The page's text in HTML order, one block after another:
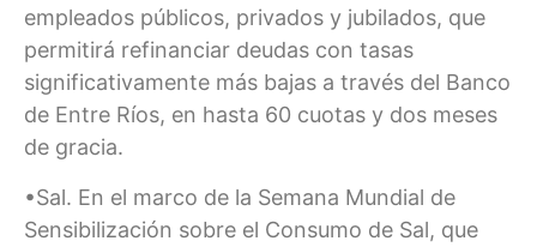
empleados públicos, privados y jubilados, que
permitirá refinanciar deudas con tasas
significativamente más bajas a través del Banco
de Entre Ríos, en hasta 60 cuotas y dos meses
de gracia.
•Sal. En el marco de la Semana Mundial de
Sensibilización sobre el Consumo de Sal, que